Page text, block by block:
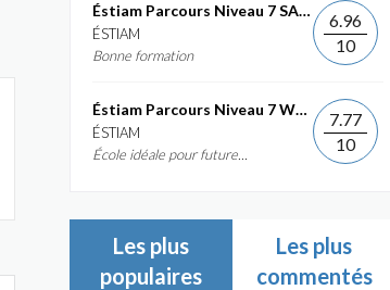
Éstiam Parcours Niveau 7 SAP ERP...
ÉSTIAM
Bonne formation
6.96
10
Éstiam Parcours Niveau 7 Web &...
ÉSTIAM
École idéale pour future...
7.77
10
Les plus
populaires
Les plus
commentés